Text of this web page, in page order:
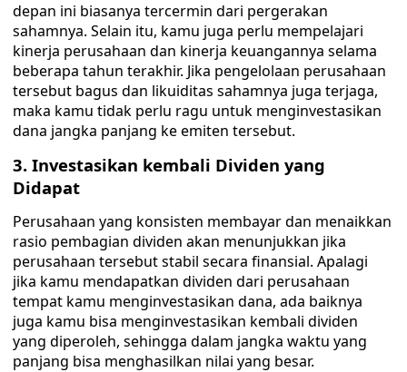
depan ini biasanya tercermin dari pergerakan
sahamnya. Selain itu, kamu juga perlu mempelajari
kinerja perusahaan dan kinerja keuangannya selama
beberapa tahun terakhir. Jika pengelolaan perusahaan
tersebut bagus dan likuiditas sahamnya juga terjaga,
maka kamu tidak perlu ragu untuk menginvestasikan
dana jangka panjang ke emiten tersebut.
3. Investasikan kembali Dividen yang
Didapat
Perusahaan yang konsisten membayar dan menaikkan
rasio pembagian dividen akan menunjukkan jika
perusahaan tersebut stabil secara finansial. Apalagi
jika kamu mendapatkan dividen dari perusahaan
tempat kamu menginvestasikan dana, ada baiknya
juga kamu bisa menginvestasikan kembali dividen
yang diperoleh, sehingga dalam jangka waktu yang
panjang bisa menghasilkan nilai yang besar.